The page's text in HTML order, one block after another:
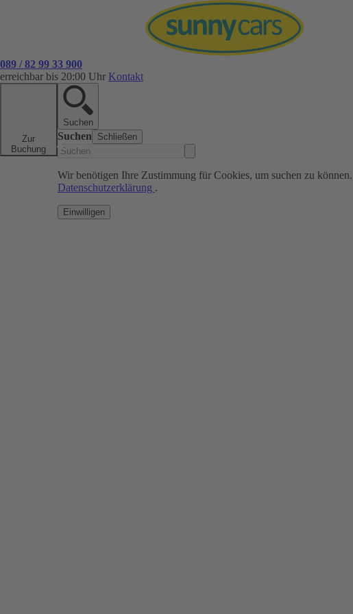
089 / 82 99 33 900
erreichbar bis 20:00 Uhr Kontakt
Zur
Buchung
Suchen
Suchen Schließen
Wir benötigen Ihre Zustimmung für Cookies, um suchen zu
Datenschutzerklärung .
Einwilligen